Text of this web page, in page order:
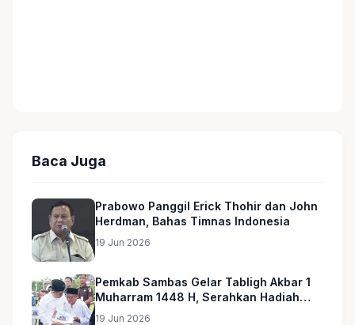
Baca Juga
Prabowo Panggil Erick Thohir dan John
Herdman, Bahas Timnas Indonesia
19 Jun 2026
Pemkab Sambas Gelar Tabligh Akbar 1
Muharram 1448 H, Serahkan Hadiah
Umroh untuk Guru Ngaji dan Imam
19 Jun 2026